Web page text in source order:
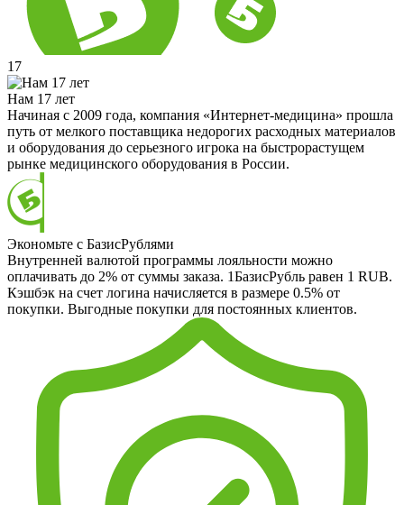
17
Нам 17 лет
Начиная с 2009 года, компания «Интернет-медицина» прошла
путь от мелкого поставщика недорогих расходных материалов
и оборудования до серьезного игрока на быстрорастущем
рынке медицинского оборудования в России.
Экономьте с БазисРублями
Внутренней валютой программы лояльности можно
оплачивать до 2% от суммы заказа. 1БазисРубль равен 1 RUB.
Кэшбэк на счет логина начисляется в размере 0.5% от
покупки. Выгодные покупки для постоянных клиентов.